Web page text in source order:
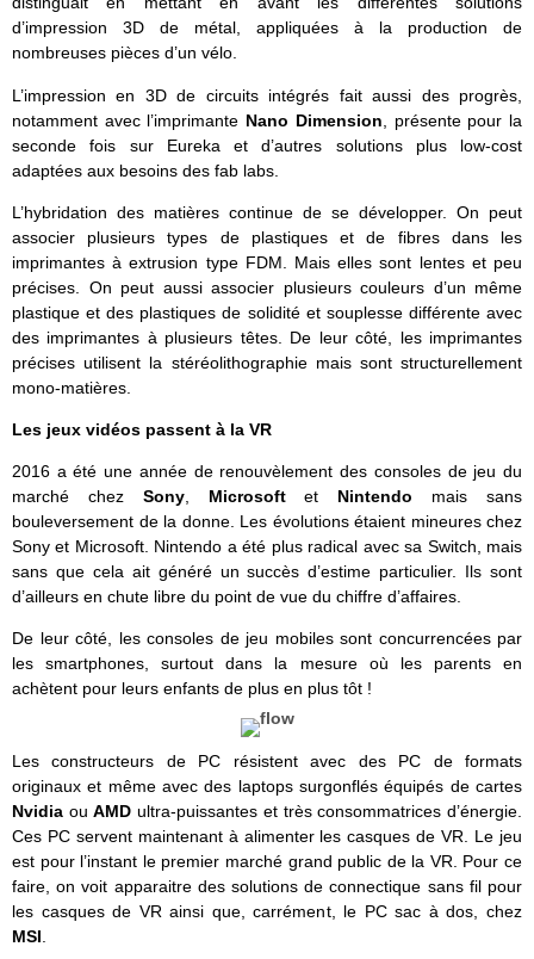
d’impression 3D de métal, appliquées à la production de
nombreuses pièces d’un vélo.
L’impression en 3D de circuits intégrés fait aussi des progrès,
notamment avec l’imprimante Nano Dimension , présente pour la
seconde fois sur Eureka et d’autres solutions plus low-cost
adaptées aux besoins des fab labs.
L’hybridation des matières continue de se développer. On peut
associer plusieurs types de plastiques et de fibres dans les
imprimantes à extrusion type FDM. Mais elles sont lentes et peu
précises. On peut aussi associer plusieurs couleurs d’un même
plastique et des plastiques de solidité et souplesse différente avec
des imprimantes à plusieurs têtes. De leur côté, les imprimantes
précises utilisent la stéréolithographie mais sont structurellement
mono-matières.
Les jeux vidéos passent à la VR
2016 a été une année de renouvèlement des consoles de jeu du
marché chez Sony, Microsoftet Nintendo mais sans
bouleversement de la donne. Les évolutions étaient mineures chez
Sony et Microsoft. Nintendo a été plus radical avec sa Switch, mais
sans que cela ait généré un succès d’estime particulier. Ils sont
d’ailleurs en chute libre du point de vue du chiffre d’affaires.
De leur côté, les consoles de jeu mobiles sont concurrencées par
les smartphones, surtout dans la mesure où les parents en
achètent pour leurs enfants de plus en plus tôt !
Les constructeurs de PC résistent avec des PC de formats
originaux et même avec des laptops surgonflés équipés de cartes
Nvidia ouAMD ultra-puissantes et très consommatrices d’énergie.
Ces PC servent maintenant à alimenter les casques de VR. Le jeu
est pour l’instant le premier marché grand public de la VR. Pour ce
faire, on voit apparaitre des solutions de connectique sans fil pour
les casques de VR ainsi que, carrément, le PC sac à dos, chez
MSI